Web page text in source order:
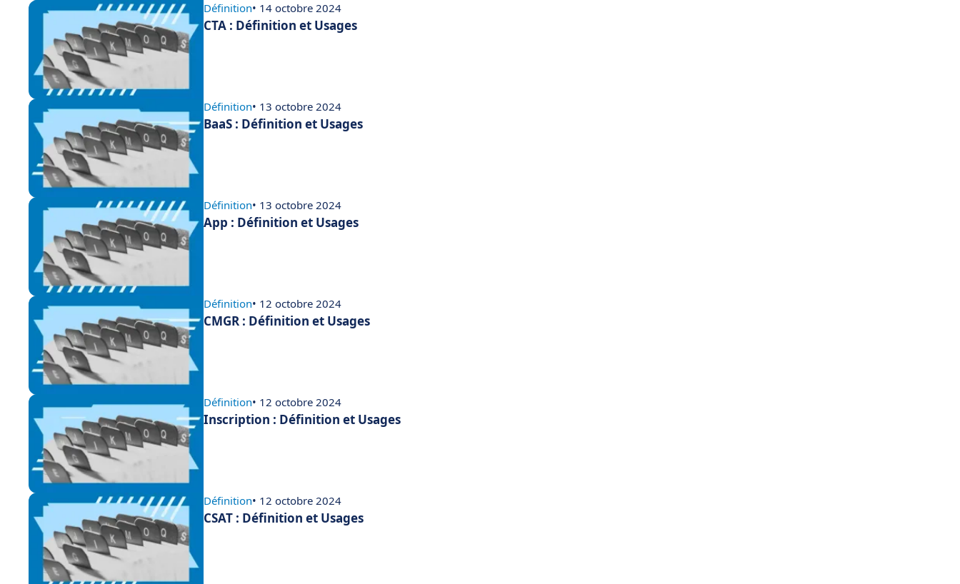
Définition• 14 octobre 2024
CTA : Définition et Usages
Définition• 13 octobre 2024
BaaS : Définition et Usages
Définition• 13 octobre 2024
App : Définition et Usages
Définition• 12 octobre 2024
CMGR : Définition et Usages
Définition• 12 octobre 2024
Inscription : Définition et Usages
Définition• 12 octobre 2024
CSAT : Définition et Usages